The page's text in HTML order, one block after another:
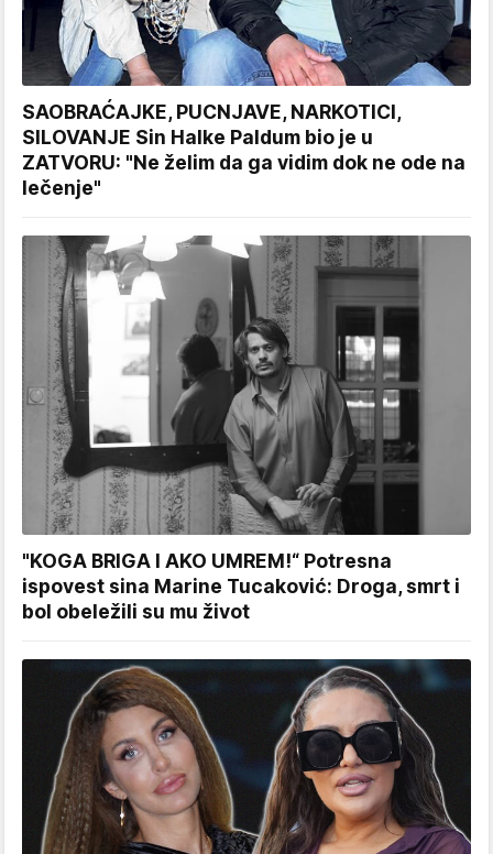
SAOBRAĆAJKE, PUCNJAVE, NARKOTICI,
SILOVANJE Sin Halke Paldum bio je u
ZATVORU: "Ne želim da ga vidim dok ne ode na
lečenje"
"KOGA BRIGA I AKO UMREM!“ Potresna
ispovest sina Marine Tucaković: Droga, smrt i
bol obeležili su mu život